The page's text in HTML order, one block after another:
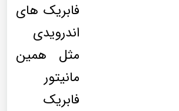
فابریک های
اندرویدی
مثل همین
مانیتور
فابریک